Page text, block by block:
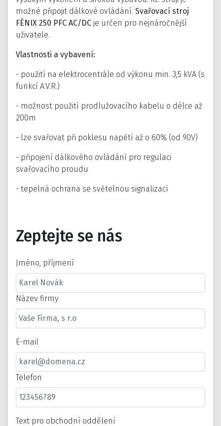
možné připojit dálkové ovládání. Svařovací stroj
FÉNIX 250 PFC AC/DC je určen pro nejnáročnější
uživatele.
Vlastnosti a vybavení:
- použití na elektrocentrále od výkonu min. 3,5 kVA (s
funkcí A.V.R.)
- možnost použití prodlužovacího kabelu o délce až
200m
- lze svařovat při poklesu napětí až o 60% (od 90V)
- připojení dálkového ovládání pro regulaci
svařovacího proudu
- tepelná ochrana se světelnou signalizací
Zeptejte se nás
Jméno, příjmení
Název firmy
E-mail
Telefon
Text pro obchodní oddělení